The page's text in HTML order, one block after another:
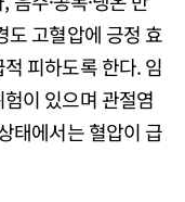
도 고혈압에 긍정 효
피하도록 한다. 임
험이 있으며 관절염
태에서는 혈압이 급